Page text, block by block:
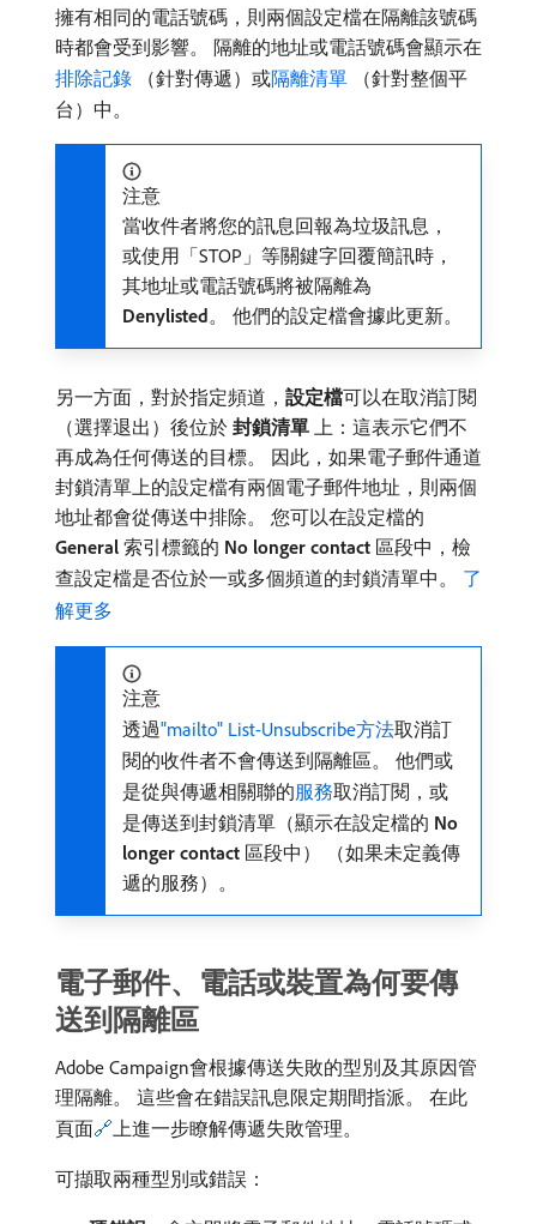
擁有相同的電話號碼，則兩個設定檔在隔離該號碼
時都會受到影響。 隔離的地址或電話號碼會顯示在
排除記錄 （針對傳遞）或隔離清單 （針對整個平
台）中。
注意
當收件者將您的訊息回報為垃圾訊息，
或使用「STOP」等關鍵字回覆簡訊時，
其地址或電話號碼將被隔離為​
Denylisted。 他們的設定檔會據此更新。
另一方面，對於指定頻道， 設定檔​可以在取消訂閱
（選擇退出）後位於​ 封鎖清單 ​上：這表示它們不
再成為任何傳送的目標。 因此，如果電子郵件通道
封鎖清單上的設定檔有兩個電子郵件地址，則兩個
地址都會從傳送中排除。 您可以在設定檔的​
General ​索引標籤的​ No longer contact ​區段中，檢
查設定檔是否位於一或多個頻道的封鎖清單中。 了
解更多
注意
透過"mailto" List-Unsubscribe方法取消訂
閱的收件者不會傳送到隔離區。 他們或
是從與傳遞相關聯的服務取消訂閱，或
是傳送到封鎖清單（顯示在設定檔的​ No
longer contact ​區段中） （如果未定義傳
遞的服務）。
電子郵件、電話或裝置為何要傳
送到隔離區
Adobe Campaign會根據傳送失敗的型別及其原因管
理隔離。 這些會在錯誤訊息限定期間指派。 在此
頁面🔗上進一步瞭解傳遞失敗管理。
可擷取兩種型別或錯誤：